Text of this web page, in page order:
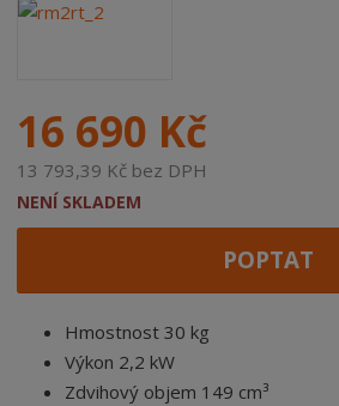
16 690 Kč
13 793,39 Kč bez DPH
NENÍ SKLADEM
POPTAT
Hmostnost 30 kg
Výkon 2,2 kW
Zdvihový objem 149 cm³